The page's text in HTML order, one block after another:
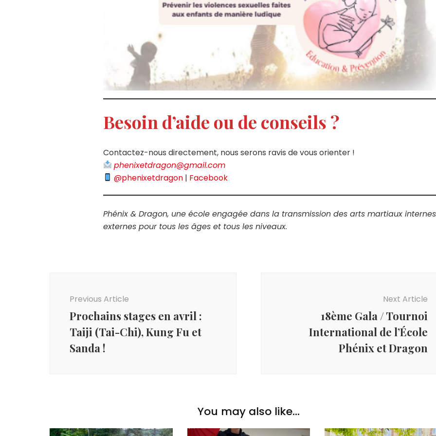
Besoin d’aide ou de conseils ?
Contactez-nous directement, nous serons ravis de vous orienter !
phenixetdragon@gmail.com
@phenixetdragon | Facebook
Phénix & Dragon, une école engagée dans la transmission des arts martiaux
externes pour tous les âges et tous les niveaux.
Previous Article
Prochains stages en avril :
Taiji (Tai-Chi), Kung Fu et
Sanda !
Next Article
18ème Gala / Tournoi
International de l’École
Phénix et Dragon
You may also like...